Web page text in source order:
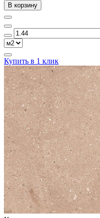
В корзину
Купить в 1 клик